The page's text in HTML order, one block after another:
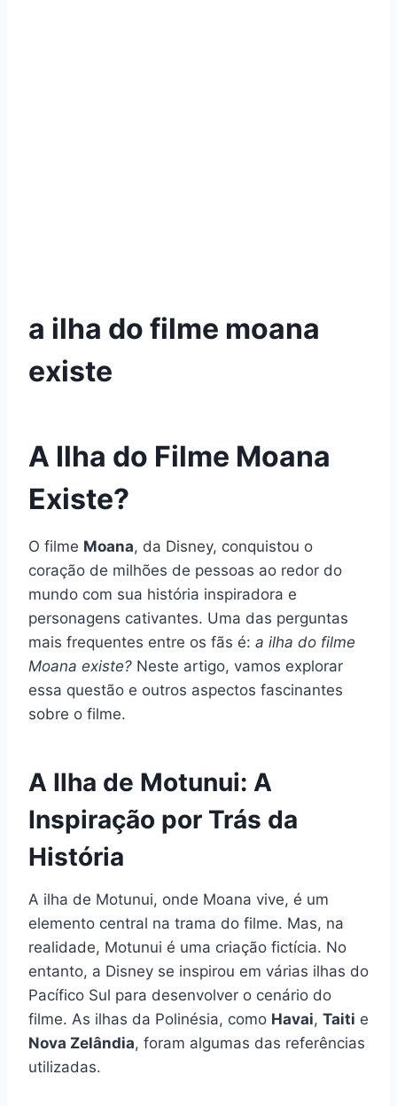
a ilha do filme moana
existe
A Ilha do Filme Moana
Existe?
O filme Moana, da Disney, conquistou o
coração de milhões de pessoas ao redor do
mundo com sua história inspiradora e
personagens cativantes. Uma das perguntas
mais frequentes entre os fãs é: a ilha do filme
Moana existe? Neste artigo, vamos explorar
essa questão e outros aspectos fascinantes
sobre o filme.
A Ilha de Motunui: A
Inspiração por Trás da
História
A ilha de Motunui, onde Moana vive, é um
elemento central na trama do filme. Mas, na
realidade, Motunui é uma criação fictícia. No
entanto, a Disney se inspirou em várias ilhas do
Pacífico Sul para desenvolver o cenário do
filme. As ilhas da Polinésia, como Havai, Taiti e
Nova Zelândia, foram algumas das referências
utilizadas.